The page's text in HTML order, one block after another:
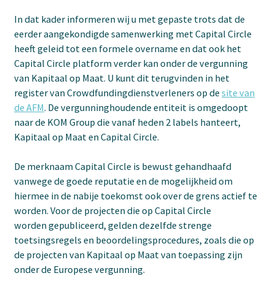
In dat kader informeren wij u met gepaste trots dat de
eerder aangekondigde samenwerking met Capital Circle
heeft geleid tot een formele overname en dat ook het
Capital Circle platform verder kan onder de vergunning
van Kapitaal op Maat. U kunt dit terugvinden in het
register van Crowdfundingdienstverleners op de site van
de AFM. De vergunninghoudende entiteit is omgedoopt
naar de KOM Group die vanaf heden 2 labels hanteert,
Kapitaal op Maat en Capital Circle.
De merknaam Capital Circle is bewust gehandhaafd
vanwege de goede reputatie en de mogelijkheid om
hiermee in de nabije toekomst ook over de grens actief te
worden. Voor de projecten die op Capital Circle
worden gepubliceerd, gelden dezelfde strenge
toetsingsregels en beoordelingsprocedures, zoals die op
de projecten van Kapitaal op Maat van toepassing zijn
onder de Europese vergunning.